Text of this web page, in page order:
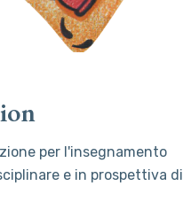
per l'insegnamento
e in prospettiva di